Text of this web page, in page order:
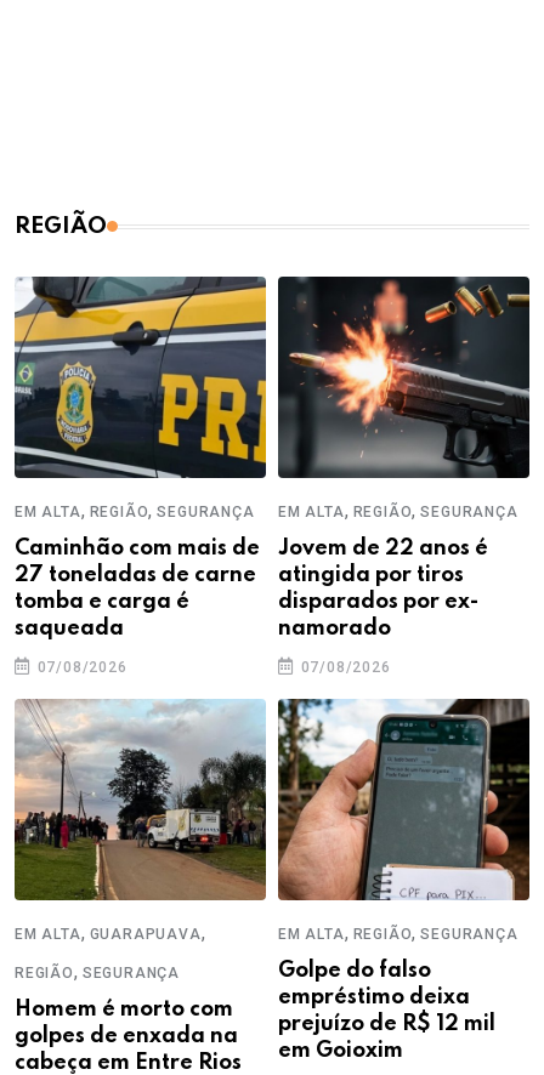
REGIÃO
EM ALTA, REGIÃO,SEGURANÇA
Caminhão com mais de
27 toneladas de carne
tomba e carga é
saqueada
07/08/2026
EM ALTA, REGIÃO,SEGURANÇA
Jovem de 22 anos é
atingida por tiros
disparados por ex-
namorado
07/08/2026
EM ALTA, GUARAPUAVA,
REGIÃO, SEGURANÇA
Homem é morto com
golpes de enxada na
cabeça em Entre Rios
EM ALTA, REGIÃO,SEGURANÇA
Golpe do falso
empréstimo deixa
prejuízo de R$ 12 mil
em Goioxim